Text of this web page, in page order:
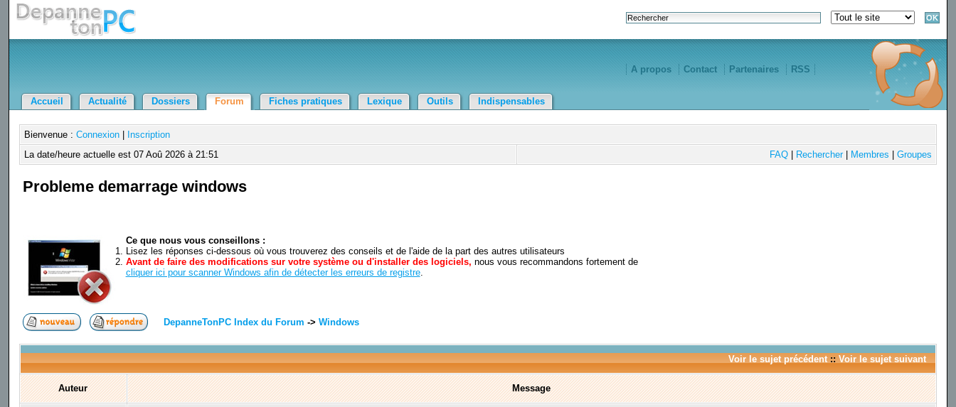
A propos Contact Partenaires RSS
Accueil Actualité Dossiers Forum Fiches pratiques Lexique Outils Indispensables
Bienvenue : Connexion|
Inscription
La date/heure actuelle est 07 Aoû 2026 à 21:51
FAQ| Rechercher| Membres Groupes
Probleme demarrage windows
Ce que nous vous conseillons :
Lisez les réponses ci-dessous où vous trouverez des conseils et de l'aide de la part des autres utilisateurs
Avant de faire des modifications sur votre système ou d'installer des logiciels, nous vous recommandons fortement de
cliquer ici pour scanner Windows afin de détecter les erreurs de registre.
DepanneTonPC Index du Forum -> Windows
Voir le sujet précédent:: Voir le sujet suivant
Auteur Message